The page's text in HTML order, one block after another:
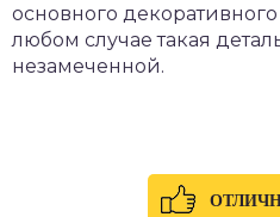
основного
любом случае такая
незамеченной.